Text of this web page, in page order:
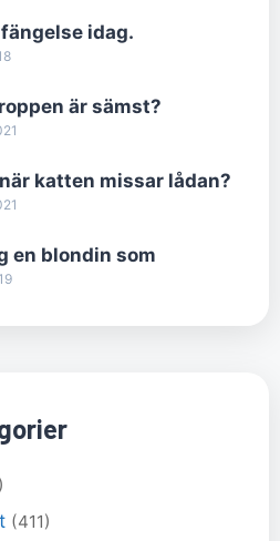
idag.
är sämst?
katten missar lådan?
en blondin som
(411)